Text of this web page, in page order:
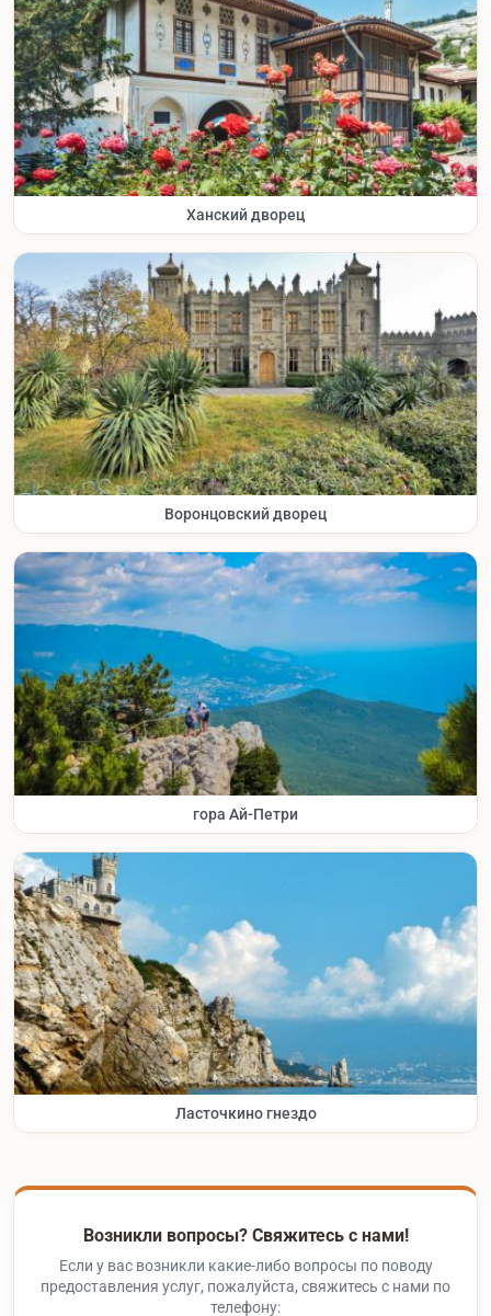
Ханский дворец
Воронцовский дворец
гора Ай-Петри
Ласточкино гнездо
Возникли вопросы? Свяжитесь с нами!
Если у вас возникли какие-либо вопросы по поводу
предоставления услуг, пожалуйста, свяжитесь с нами по
телефону: